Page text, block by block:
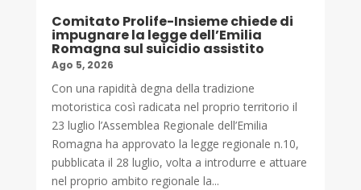
Comitato Prolife-Insieme chiede di
impugnare la legge dell’Emilia
Romagna sul suicidio assistito
Ago 5, 2026
Con una rapidità degna della tradizione
motoristica così radicata nel proprio territorio il
23 luglio l’Assemblea Regionale dell’Emilia
Romagna ha approvato la legge regionale n.10,
pubblicata il 28 luglio, volta a introdurre e attuare
nel proprio ambito regionale la...